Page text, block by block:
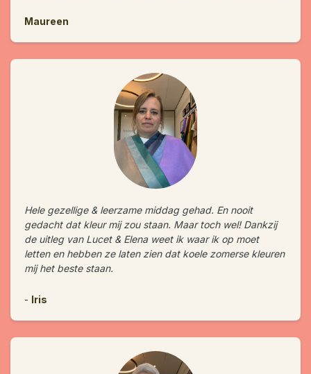
Maureen
Hele gezellige & leerzame middag gehad. En nooit
gedacht dat kleur mij zou staan. Maar toch wel! Dankzij
de uitleg van Lucet & Elena weet ik waar ik op moet
letten en hebben ze laten zien dat koele zomerse kleuren
mij het beste staan.
- Iris